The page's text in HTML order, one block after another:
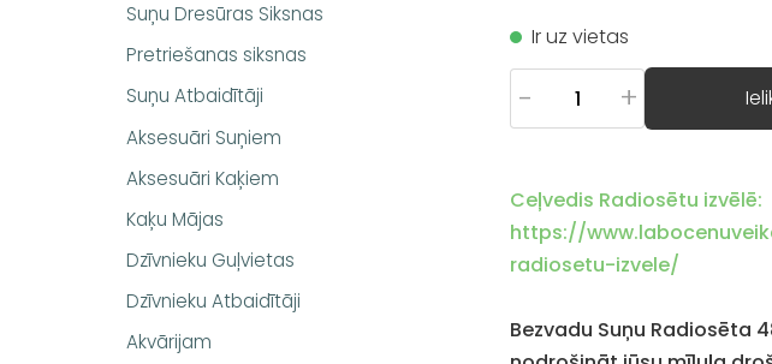
Suņu Dresūras Siksnas
Pretriešanas siksnas
Suņu Atbaidītāji
Aksesuāri Suņiem
Aksesuāri Kaķiem
Kaķu Mājas
Dzīvnieku Guļvietas
Dzīvnieku Atbaidītāji
Akvārijam
Ir uz vietas
- +
Ceļvedis Radiosētu izvēlē:
https://
radiosetu-izvele/
Bezvadu Suņu Radiosēta